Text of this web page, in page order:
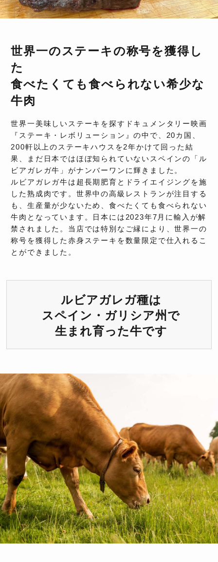
世界一のステーキの称号を獲得し
た
食べたくても食べられない希少な
牛肉
世界一美味しいステーキを探すドキュメンタリー映画
『ステーキ・レボリューション』の中で、20カ国、
200軒以上のステーキハウスを2年かけて回った結
果、まだ日本ではほぼ知られていないスペインの「ル
ビアガレガ牛」がナンバーワンに輝きました。
ルビアガレガ牛は超長期肥育とドライエイジングを施
した熟成肉です。世界中の高級レストランが注目する
も、生産量が少ないため、食べたくても食べられない
牛肉となっています。日本には2023年7月に輸入が解
禁されました。当店では特別なご縁により、世界一の
称号を獲得した赤身ステーキを数量限定で仕入れるこ
とができました。
ルビアガレガ種は
スペイン・ガリシア州で
生まれ育った牛です